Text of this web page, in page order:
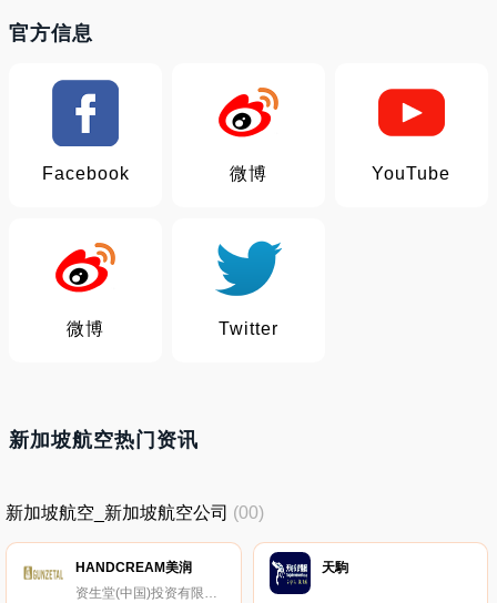
官方信息
Facebook 微博 YouTube
微博 Twitter
新加坡航空热门资讯
新加坡航空_新加坡航空公司 (00)
HANDCREAM美润
天駒